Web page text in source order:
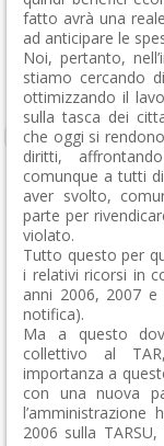
fatto avrà una
ad anticipare le
Noi, pertanto,
stiamo cercando
ottimizzando il
sulla tasca dei
che oggi si
diritti,
comunque a tutti
aver svolto,
parte per
violato.
Tutto questo per
i relativi ricorsi in
anni 2006, 2007
notifica).
Ma a questo
collettivo al
importanza a
con una nuova
2006 sulla